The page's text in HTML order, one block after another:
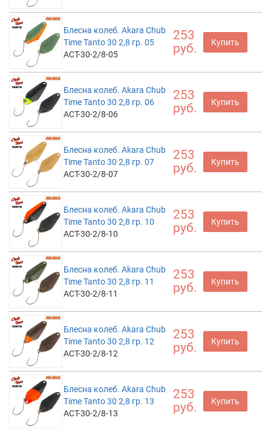
Блесна колеб. Akara Chub
Time Tanto 30 2,8 гр. 05
ACT-30-2/8-05
253
руб.
Купить
Блесна колеб. Akara Chub
Time Tanto 30 2,8 гр. 06
ACT-30-2/8-06
253
руб.
Купить
Блесна колеб. Akara Chub
Time Tanto 30 2,8 гр. 07
ACT-30-2/8-07
253
руб.
Купить
Блесна колеб. Akara Chub
Time Tanto 30 2,8 гр. 10
ACT-30-2/8-10
253
руб.
Купить
Блесна колеб. Akara Chub
Time Tanto 30 2,8 гр. 11
ACT-30-2/8-11
253
руб.
Купить
Блесна колеб. Akara Chub
Time Tanto 30 2,8 гр. 12
ACT-30-2/8-12
253
руб.
Купить
Блесна колеб. Akara Chub
Time Tanto 30 2,8 гр. 13
ACT-30-2/8-13
253
руб.
Купить